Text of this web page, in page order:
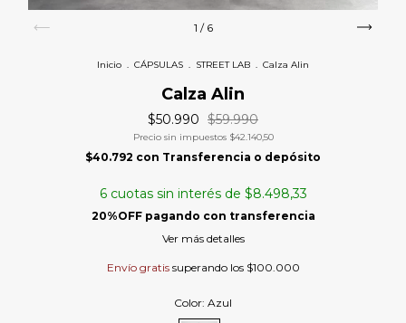
1 / 6
Inicio . CÁPSULAS . STREET LAB . Calza Alin
Calza Alin
$50.990 $59.990
Precio sin impuestos $42.140,50
$40.792 con Transferencia o depósito
6 cuotas sin interés de $8.498,33
Ver más detalles
Envío gratis superando los $100.000
Color: Azul